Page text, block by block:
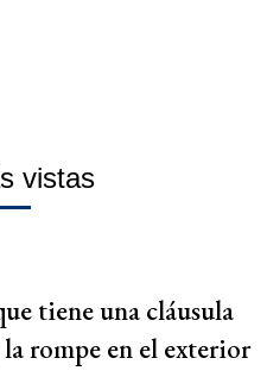
vistas
tiene una cláusula
rompe en el exterior